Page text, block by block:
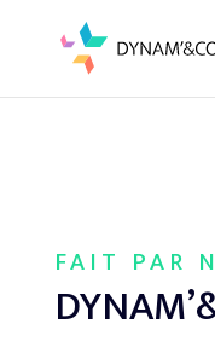
FAIT PAR